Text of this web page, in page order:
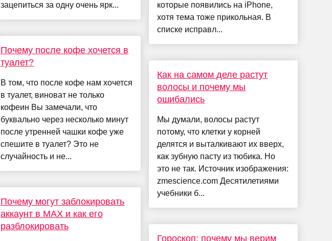
зацепиться за одну очень ярк...
Почему после кофе хочется в
туалет?
В том, что после кофе нам хочется
в туалет, виноват не только
кофеин Вы замечали, что
буквально через несколько минут
после утренней чашки кофе уже
спешите в туалет? Это не
случайность и не...
Почему могут заблокировать
аккаунт в MAX и как его
разблокировать
которые появились на iPhone,
хотя тема тоже прикольная. В
списке исправл...
Как на самом деле растут
волосы и почему мы
ошибались
Мы думали, волосы растут
потому, что клетки у корней
делятся и выталкивают их вверх,
как зубную пасту из тюбика. Но
это не так. Источник изображения:
zmescience.com Десятилетиями
учебники б...
Гороскоп: почему мы верим